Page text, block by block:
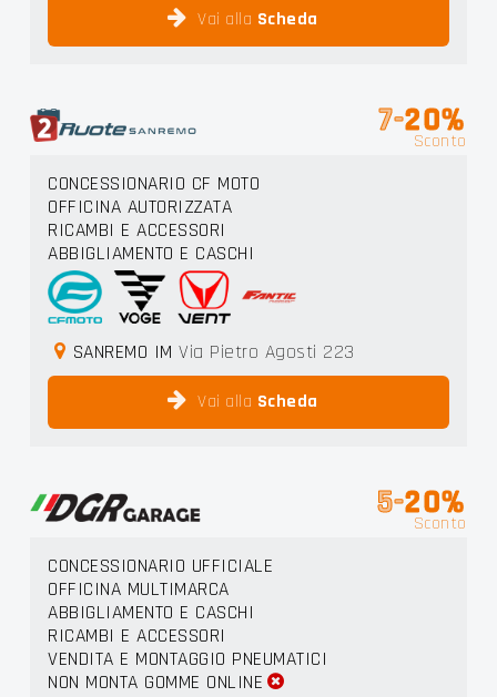
Vai alla Scheda
7-20%
Sconto
CONCESSIONARIO CF MOTO
OFFICINA AUTORIZZATA
RICAMBI E ACCESSORI
ABBIGLIAMENTO E CASCHI
SANREMO IM Via Pietro Agosti 223
Vai alla Scheda
5-20%
Sconto
CONCESSIONARIO UFFICIALE
OFFICINA MULTIMARCA
ABBIGLIAMENTO E CASCHI
RICAMBI E ACCESSORI
VENDITA E MONTAGGIO PNEUMATICI
NON MONTA GOMME ONLINE